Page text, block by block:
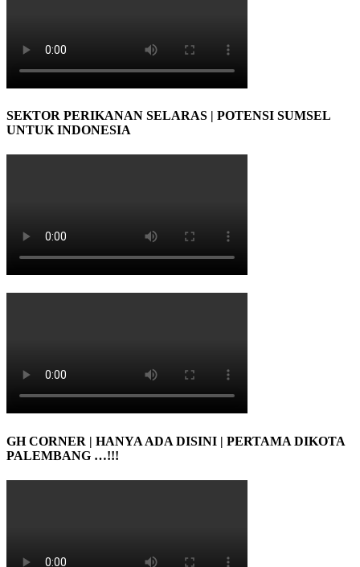
SEKTOR PERIKANAN SELARAS | POTENSI SUMSEL
UNTUK INDONESIA
GH CORNER | HANYA ADA DISINI | PERTAMA DIKOTA
PALEMBANG …!!!